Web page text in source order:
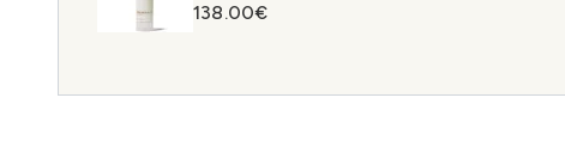
138.00€